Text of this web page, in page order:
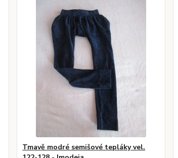
Tmavě modré semišové tepláky vel.